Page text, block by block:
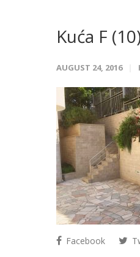
Kuća F
AUGUST 24, 2016
Facebook